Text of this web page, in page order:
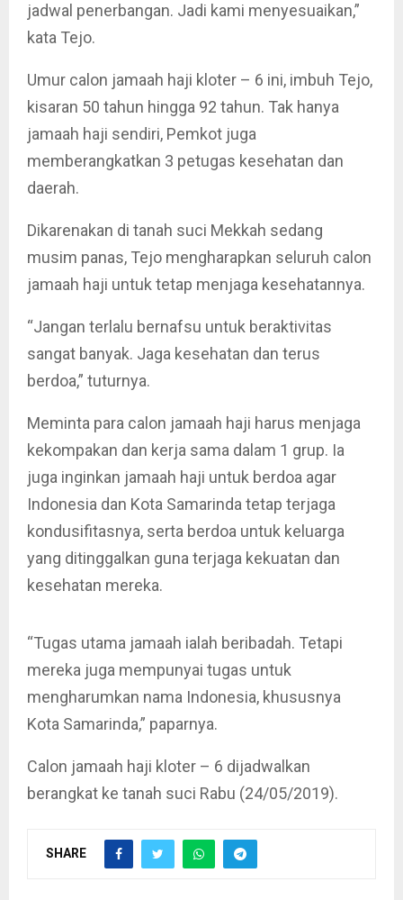
jadwal penerbangan. Jadi kami menyesuaikan,”
kata Tejo.
Umur calon jamaah haji kloter – 6 ini, imbuh Tejo,
kisaran 50 tahun hingga 92 tahun. Tak hanya
jamaah haji sendiri, Pemkot juga
memberangkatkan 3 petugas kesehatan dan
daerah.
Dikarenakan di tanah suci Mekkah sedang
musim panas, Tejo mengharapkan seluruh calon
jamaah haji untuk tetap menjaga kesehatannya.
“Jangan terlalu bernafsu untuk beraktivitas
sangat banyak. Jaga kesehatan dan terus
berdoa,” tuturnya.
Meminta para calon jamaah haji harus menjaga
kekompakan dan kerja sama dalam 1 grup. Ia
juga inginkan jamaah haji untuk berdoa agar
Indonesia dan Kota Samarinda tetap terjaga
kondusifitasnya, serta berdoa untuk keluarga
yang ditinggalkan guna terjaga kekuatan dan
kesehatan mereka.
“Tugas utama jamaah ialah beribadah. Tetapi
mereka juga mempunyai tugas untuk
mengharumkan nama Indonesia, khususnya
Kota Samarinda,” paparnya.
Calon jamaah haji kloter – 6 dijadwalkan
berangkat ke tanah suci Rabu (24/05/2019).
SHARE